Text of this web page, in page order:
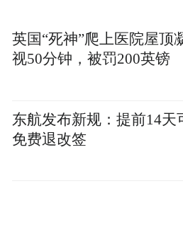
到了9月21日08时，中央
为超强台风级，中心
英国“死神”爬上医院屋顶
视50分钟，被罚200英镑
东航发布新规：提前14天
免费退改签